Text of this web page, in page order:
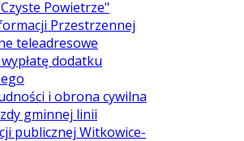
Powietrze"
Przestrzennej
teleadresowe
dodatku
i obrona cywilna
gminnej linii
publicznej Witkowice-